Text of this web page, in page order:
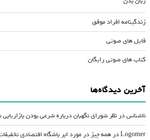
زندگینامه افراد موفق
فایل های صوتی
کتاب های صوتی رایگان
آخرین دیدگاه‌ها
ناشناسدرنظر شورای نگهبان درباره شرعی بودن
Logomerدرهمه چیز در مورد ابر باشگاه اقتصادی